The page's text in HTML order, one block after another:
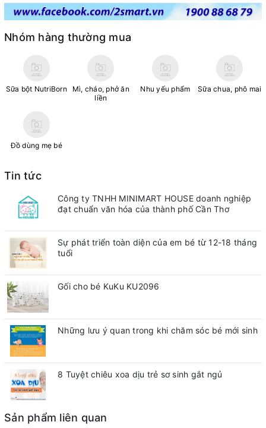
Nhóm hàng thường mua
Sữa bột NutriBorn
Mì, cháo, phở ăn
liền
Nhu yếu phẩm Sữa chua, phô mai
Đồ dùng mẹ bé
Tin tức
Công ty TNHH MINIMART HOUSE doanh nghiệp
đạt chuẩn văn hóa của thành phố Cần Thơ
Sự phát triển toàn diện của em bé từ 12-18 tháng
tuổi
Gối cho bé KuKu KU2096
Những lưu ý quan trong khi chăm sóc bé mới sinh
8 Tuyệt chiêu xoa dịu trẻ sơ sinh gắt ngủ
Sản phẩm liên quan